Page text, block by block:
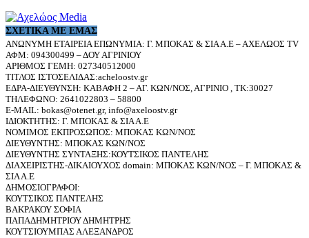
ΣΧΕΤΙΚΆ ΜΕ ΕΜΆΣ
ΑΝΩΝΥΜΗ ΕΤΑΙΡΕΙΑ ΕΠΩΝΥΜΙΑ: Γ. ΜΠΟΚΑΣ & ΣΙΑ Α.Ε – ΑΧΕΛΩΟΣ TV
ΑΦΜ: 094300499 – ΔΟΥ ΑΓΡΙΝΙΟΥ
ΑΡΙΘΜΟΣ ΓΕΜΗ: 027340512000
ΤΙΤΛΟΣ ΙΣΤΟΣΕΛΙΔΑΣ:acheloostv.gr
ΕΔΡΑ-ΔΙΕΥΘΥΝΣΗ: ΚΑΒΑΦΗ 2 – ΑΓ. ΚΩΝ/ΝΟΣ, ΑΓΡΙΝΙΟ , ΤΚ:30027
ΤΗΛΕΦΩΝΟ: 2641022803 – 58800
E-MAIL: bokas@otenet.gr, info@axeloostv.gr
ΙΔΙΟΚΤΗΤΗΣ: Γ. ΜΠΟΚΑΣ & ΣΙΑ Α.Ε
ΝΟΜΙΜΟΣ ΕΚΠΡΟΣΩΠΟΣ: ΜΠΟΚΑΣ ΚΩΝ/ΝΟΣ
ΔΙΕΥΘΥΝΤΗΣ: ΜΠΟΚΑΣ ΚΩΝ/ΝΟΣ
ΔΙΕΥΘΥΝΤΗΣ ΣΥΝΤΑΞΗΣ:ΚΟΥΤΣΙΚΟΣ ΠΑΝΤΕΛΗΣ
ΔΙΑΧΕΙΡΙΣΤΗΣ-ΔΙΚΑΙΟΥΧΟΣ domain: ΜΠΟΚΑΣ ΚΩΝ/ΝΟΣ – Γ. ΜΠΟΚΑΣ &
ΣΙΑ Α.Ε
ΔΗΜΟΣΙΟΓΡΑΦΟΙ:
ΚΟΥΤΣΙΚΟΣ ΠΑΝΤΕΛΗΣ
ΒΑΚΡΑΚΟΥ ΣΟΦΙΑ
ΠΑΠΑΔΗΜΗΤΡΙΟΥ ΔΗΜΗΤΡΗΣ
ΚΟΥΤΣΙΟΥΜΠΑΣ ΑΛΕΞΑΝΔΡΟΣ